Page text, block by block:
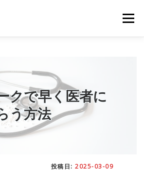
メニュー
便利帳 FOOD
関連情報
クで早く医者に
う方法
投稿日:2025-03-09